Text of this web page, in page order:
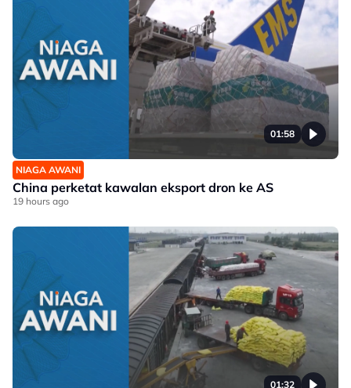
01:58
NIAGA AWANI
China perketat kawalan eksport dron ke AS
19 hours ago
01:32